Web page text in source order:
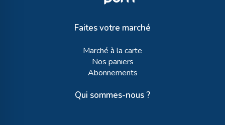
Faites votre marché
Marché à la carte
Nos paniers
Abonnements
Qui sommes-nous ?